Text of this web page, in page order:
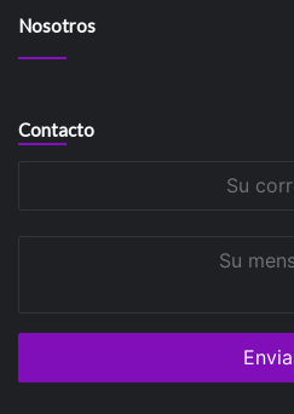
Nosotros
Contacto